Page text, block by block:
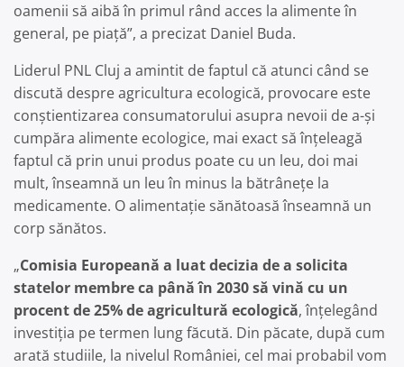
oamenii să aibă în primul rând acces la alimente în
general, pe piață”, a precizat Daniel Buda.
Liderul PNL Cluj a amintit de faptul că atunci când se
discută despre agricultura ecologică, provocare este
conștientizarea consumatorului asupra nevoii de a-și
cumpăra alimente ecologice, mai exact să înțeleagă
faptul că prin unui produs poate cu un leu, doi mai
mult, înseamnă un leu în minus la bătrânețe la
medicamente. O alimentație sănătoasă înseamnă un
corp sănătos.
„Comisia Europeană a luat decizia de a solicita
statelor membre ca până în 2030 să vină cu un
procent de 25% de agricultură ecologică, înțelegând
investiția pe termen lung făcută. Din păcate, după cum
arată studiile, la nivelul României, cel mai probabil vom